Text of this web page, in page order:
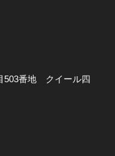
503番地 クイール四